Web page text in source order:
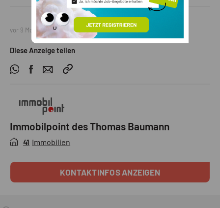
vor 9 Monaten
Diese Anzeige teilen
Immobilpoint des Thomas Baumann
41 Immobilien
KONTAKTINFOS ANZEIGEN